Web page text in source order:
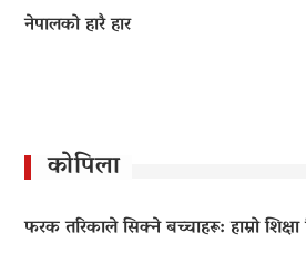
नेपालको हारै हार
कोपिला
फरक तरिकाले सिक्ने बच्चाहरू: हाम्रो